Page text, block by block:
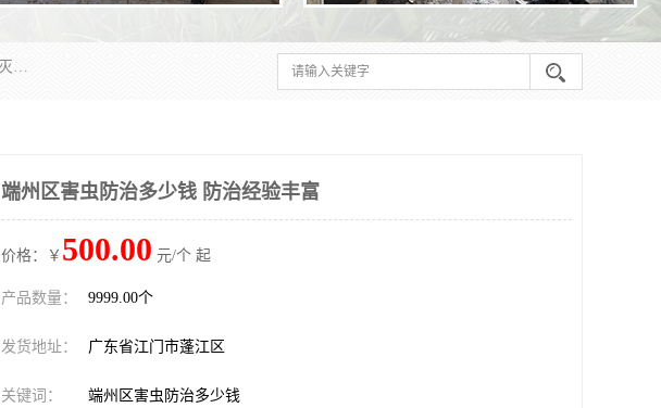
江门市瑞可环境科技有限公司是具有白蚁防治资质的大型专业除四害公司;专业灭老鼠、灭臭虫、灭蟑螂、灭跳蚤、灭蚊、灭蝇、灭白蚁、防蛇等各种害虫的防治。经过多年的努力，公司发展成为集PCO研究、生物制药、害虫防治于一体的专业杀虫灭鼠公司。
端州区害虫防治多少钱 防治经验丰富
价格：￥ 500.00 元/个 起
产品数量： 9999.00个
发货地址： 广东省江门市蓬江区
关键词： 端州区害虫防治多少钱